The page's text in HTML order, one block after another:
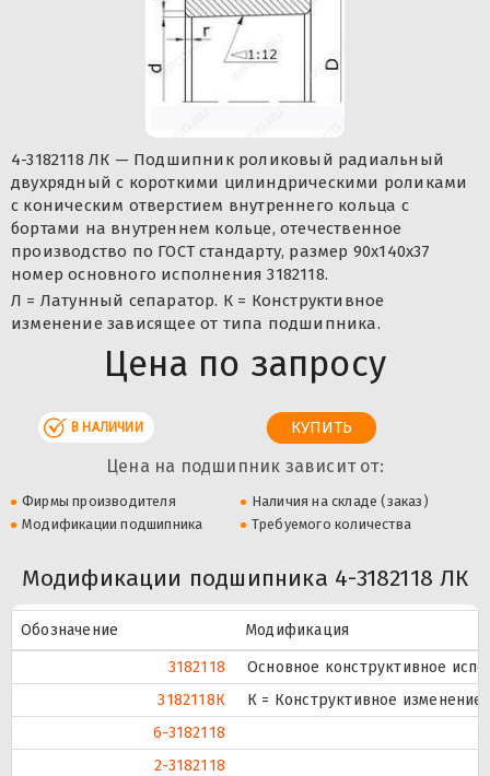
4-3182118 ЛК — Подшипник роликовый радиальный
двухрядный с короткими цилиндрическими роликами
с коническим отверстием внутреннего кольца с
бортами на внутреннем кольце, отечественное
производство по ГОСТ стандарту, размер 90x140x37
номер основного исполнения 3182118.
Л = Латунный сепаратор. К = Конструктивное
изменение зависящее от типа подшипника.
Цена по запросу
В НАЛИЧИИ
Цена на подшипник зависит от:
Фирмы производителя
Наличия на складе (заказ)
Модификации подшипника
Требуемого количества
Модификации подшипника 4-3182118 ЛК
Обозначение
Модификация
3182118
Основное конструктивное
3182118К
К = Конструктивное
6-3182118
2-3182118